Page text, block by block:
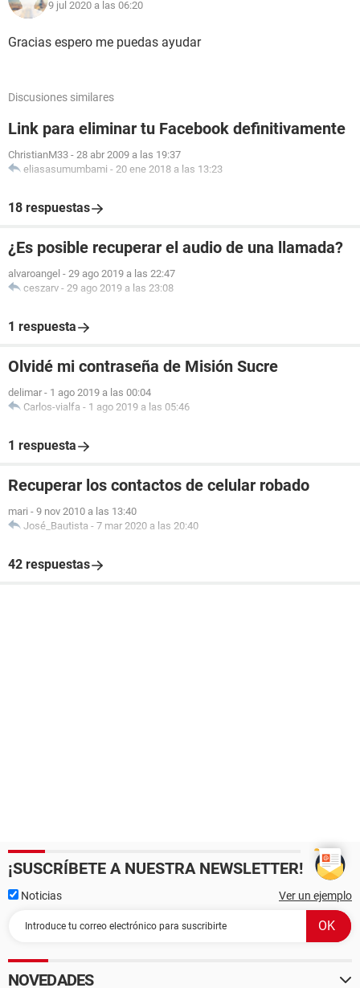
9 jul 2020 a las 06:20
Gracias espero me puedas ayudar
Discusiones similares
Link para eliminar tu Facebook definitivamente
ChristianM33 - 28 abr 2009 a las 19:37
eliasasumumbami - 20 ene 2018 a las 13:23
18 respuestas
¿Es posible recuperar el audio de una llamada?
alvaroangel - 29 ago 2019 a las 22:47
ceszarv - 29 ago 2019 a las 23:08
1 respuesta
Olvidé mi contraseña de Misión Sucre
delimar - 1 ago 2019 a las 00:04
Carlos-vialfa - 1 ago 2019 a las 05:46
1 respuesta
Recuperar los contactos de celular robado
mari - 9 nov 2010 a las 13:40
José_Bautista - 7 mar 2020 a las 20:40
42 respuestas
¡SUSCRÍBETE A NUESTRA NEWSLETTER!
Noticias Ver un ejemplo
NOVEDADES